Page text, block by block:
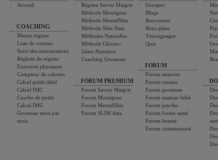
Accueil
COACHING
Menus régime
Liste de courses
Suivi des mensurations
Réglette de régime
Exercices physiques
Compteur de calories
Calcul poids idéal
Calcul IMC
Courbe de poids
Calcul IMG
Grossesse mois par
mois
Régime Savoir Maigrir
Méthode Montignac
Méthode MentalSlim
Méthode Slim Data
Méthodes Naturelles
Méthode Chrono-
Géno-Nutrition
Coaching Grossesse
FORUM PREMIUM
Forum Savoir Maigrir
Forum Montignac
Forum MentalSlim
Forum SLIM data
Groupes
Blogs
Rencontres
Bons plans
Témoignages
Quiz
FORUM
Forum minceur
Forum cuisine
Forum grossesse
Forum maman bébé
Forum psycho
Forum forme santé
Forum beauté
Forum communauté